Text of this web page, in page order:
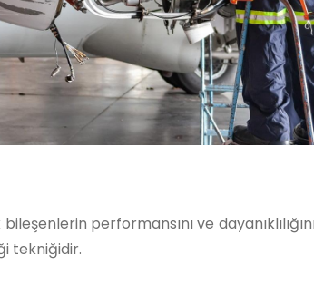
performansını ve
tekniğidir.